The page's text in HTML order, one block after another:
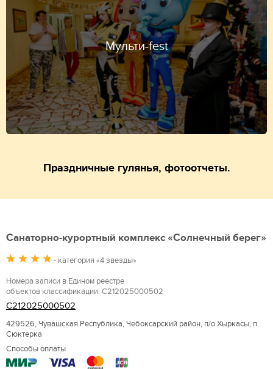
Мульти-fest
Праздничные гулянья, фотоотчеты.
Санаторно-курортный комплекс «Солнечный берег»
- категория «4 звезды»
Номера записи в Едином реестре
объектов классификации: С212025000502
С212025000502
429526, Чувашская Республика, Чебоксарский район, п/о Хыркасы, п.
Сюктерка
Способы оплаты